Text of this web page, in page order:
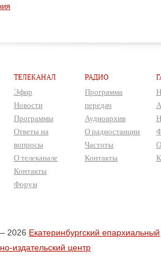
ТЕЛЕКАНАЛ
Эфир
Новости
Программы
Ответы на
вопросы
О телеканале
Контакты
Форум
РАДИО
Программа
передач
Аудиоархив
О радиостанции
Частоты
Контакты
2026 Екатеринбургский епархиальный
издательский центр